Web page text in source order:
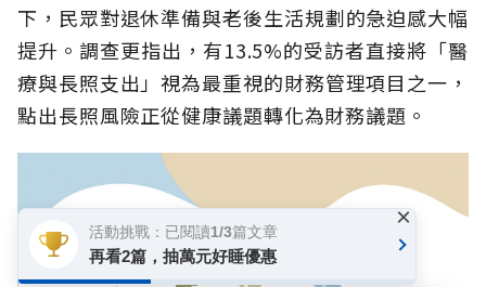
下，民眾對退休準備與老後生活規劃的急迫感大幅
提升。調查更指出，有13.5%的受訪者直接將「醫
療與長照支出」視為最重視的財務管理項目之一，
點出長照風險正從健康議題轉化為財務議題。
活動挑戰：已閱讀1/3篇文章
再看2篇，抽萬元好睡優惠
×